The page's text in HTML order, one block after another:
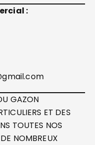
:
GAZON
ET DES
TOUTES NOS
NOMBREUX